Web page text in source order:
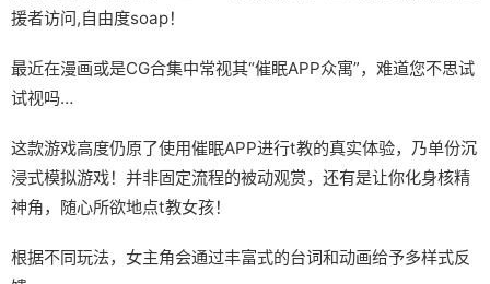
援者访问,自由度soap！
最近在漫画或是CG合集中常视其“催眠APP众寓”，难道您不思试
试视吗…
这款游戏高度仍原了使用催眠APP进行t教的真实体验，乃单份沉
浸式模拟游戏！并非固定流程的被动观赏，还有是让你化身核精
神角，随心所欲地点t教女孩！
根据不同玩法，女主角会通过丰富式的台词和动画给予多样式反